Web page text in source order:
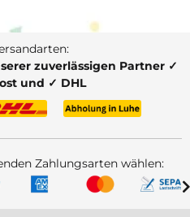
zuverlässigen Partner ✓
und ✓ DHL
Zahlungsarten wählen: